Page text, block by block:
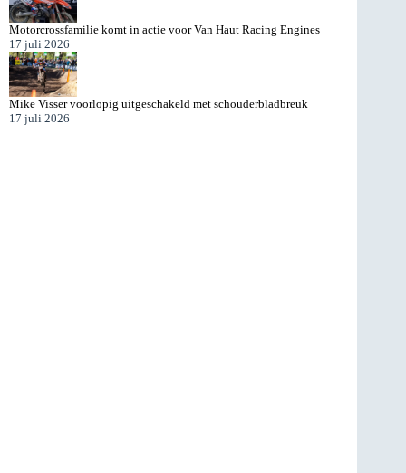
Motorcrossfamilie komt in actie voor Van Haut Racing Engines
17 juli 2026
Mike Visser voorlopig uitgeschakeld met schouderbladbreuk
17 juli 2026